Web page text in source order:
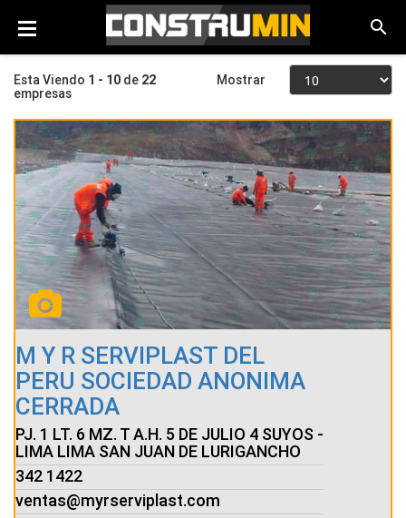
Esta Viendo 1 - 10 de 22
empresas
Mostrar
M Y R SERVIPLAST DEL
PERU SOCIEDAD ANONIMA
CERRADA
PJ. 1 LT. 6 MZ. T A.H. 5 DE JULIO 4 SUYOS -
LIMA LIMA SAN JUAN DE LURIGANCHO
342 1422
ventas@myrserviplast.com